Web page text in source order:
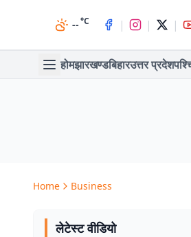
--°C | | |
होमझारखण्डबिहारउत्तर प्रदेश
Home Business
लेटेस्ट वीडियो